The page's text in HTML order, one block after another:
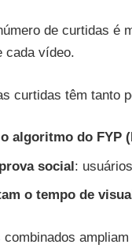
de curtidas é
cada vídeo.
curtidas têm tanto
algoritmo do FYP
social:
o tempo de